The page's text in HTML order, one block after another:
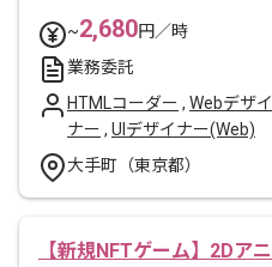
~2,680円／時
業務委託
HTMLコーダー , Webデザイ
ナー , UIデザイナー(Web)
大手町（東京都）
【新規NFTゲーム】2Dアニ